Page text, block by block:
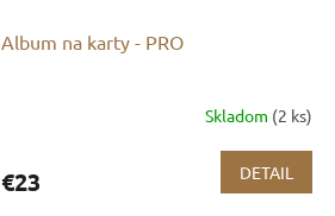
Album na karty - PRO
Skladom (2 ks)
€23 DETAIL